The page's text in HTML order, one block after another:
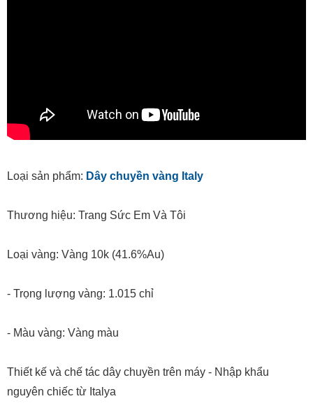
Loại sản phẩm: Dây chuyền vàng Italy
Thương hiệu: Trang Sức Em Và Tôi
Loại vàng: Vàng 10k (41.6%Au)
- Trọng lượng vàng: 1.015 chỉ
- Màu vàng: Vàng màu
Thiết kế và chế tác dây chuyền trên máy - Nhập khẩu
nguyên chiếc từ Italya